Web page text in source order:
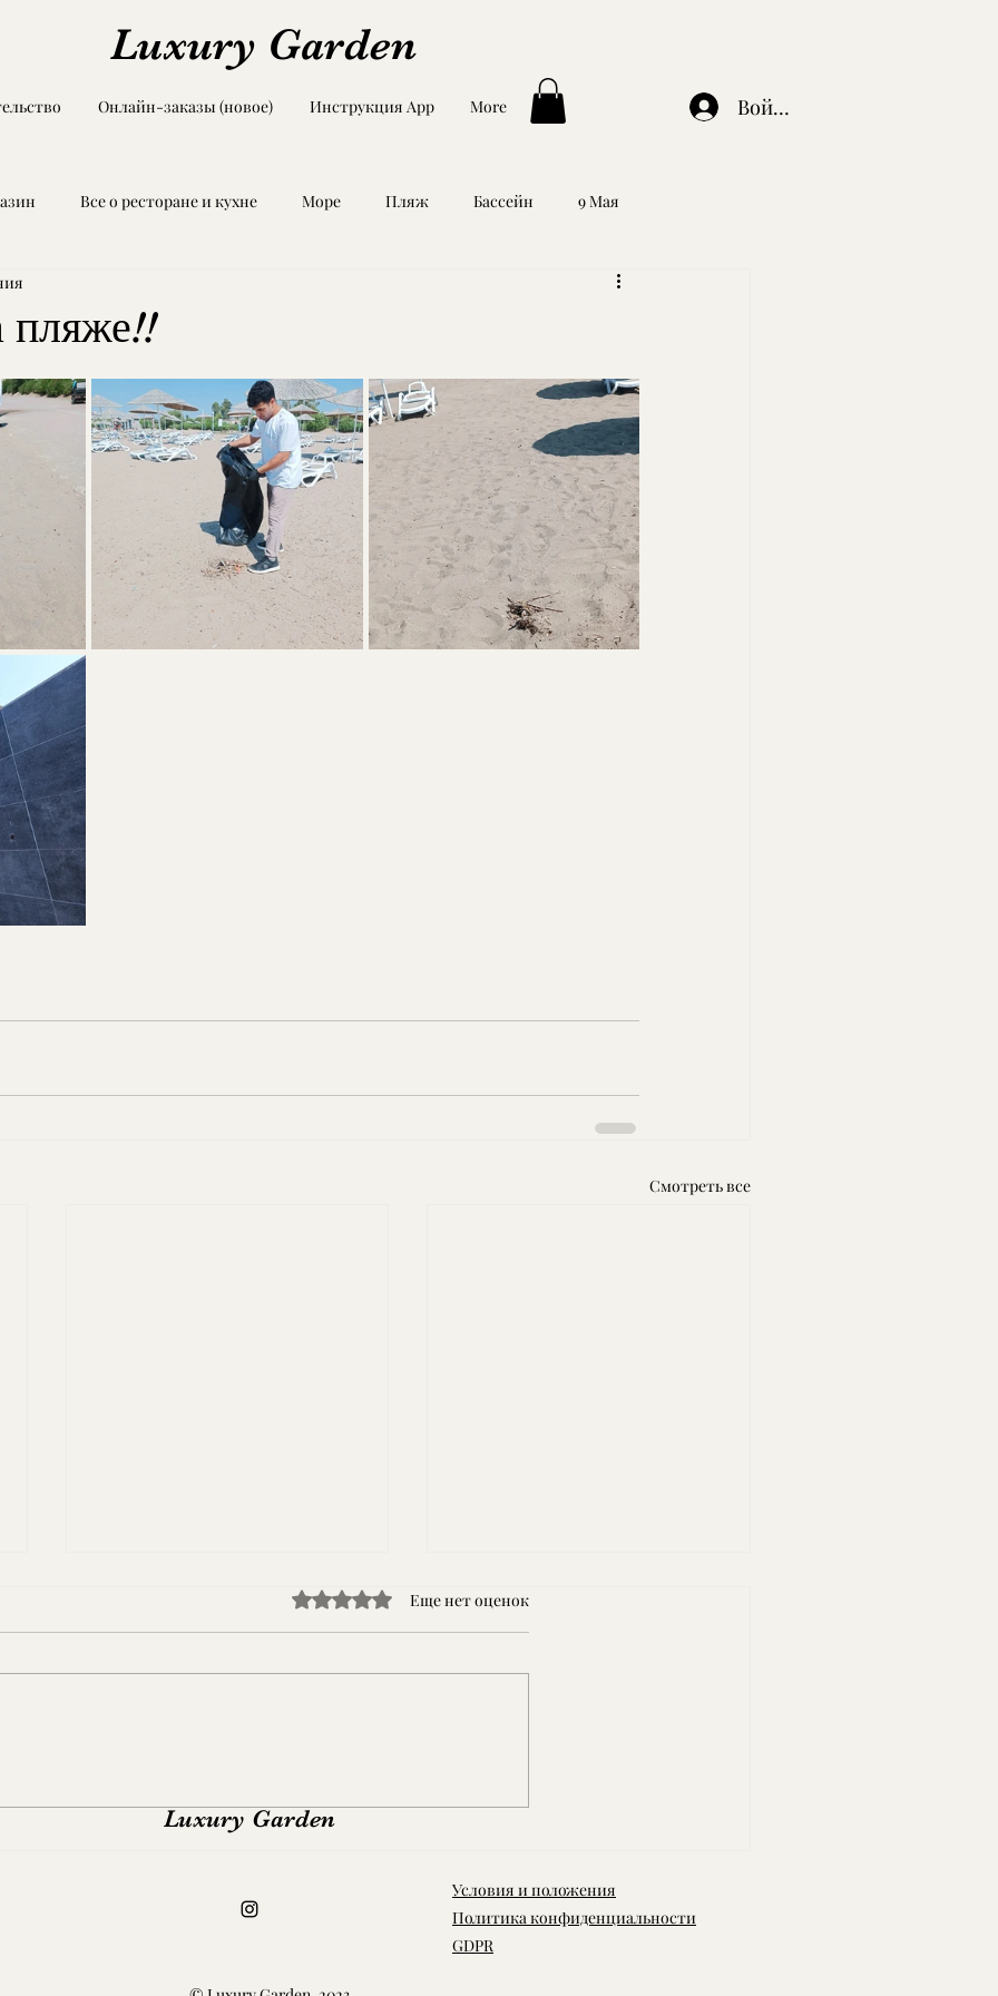
Luxury Garden
Онлайн-заказы (новое) Инструкция App More Войти
Все о ресторане и кухне Море Пляж Бассейн 9 Мая
пляже!!
Смотреть все
Оценка: 0 из 5 звезд.
Еще нет оценок
Luxury Garden
Условия и положения
Политика конфиденциальности
GDPR